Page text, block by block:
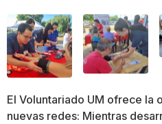
El Voluntariado UM ofrece la
nuevas redes: Mientras